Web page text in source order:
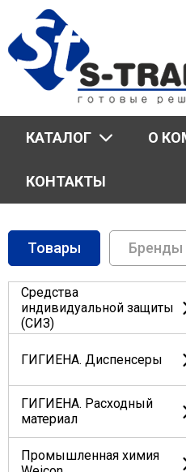
navigation
КАТАЛОГ О
КОНТАКТЫ
Товары Бренды
Средства
индивидуальной защиты
(СИЗ)
ГИГИЕНА. Диспенсеры
ГИГИЕНА. Расходный
материал
Промышленная химия